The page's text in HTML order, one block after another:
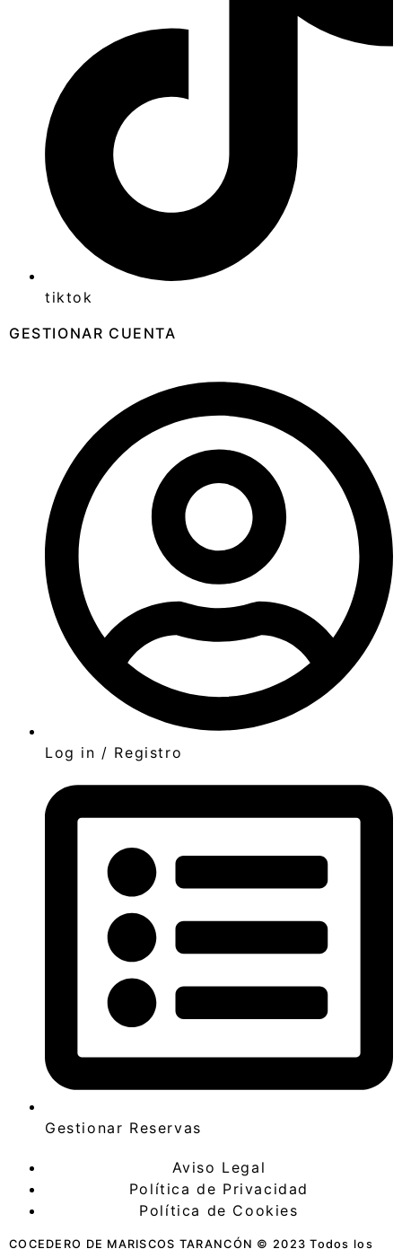
tiktok
GESTIONAR CUENTA
Log in / Registro
Gestionar Reservas
Aviso Legal
Política de Privacidad
Política de Cookies
COCEDERO DE MARISCOS TARANCÓN © 2023 Todos los